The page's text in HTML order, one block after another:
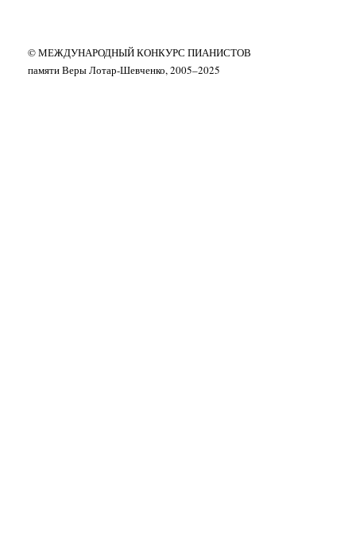
© МЕЖДУНАРОДНЫЙ КОНКУРС ПИАНИСТОВ
памяти Веры Лотар-Шевченко, 2005–2025